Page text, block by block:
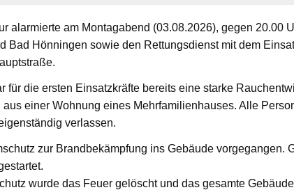
alarmierte am Montagabend (03.08.2026), gegen 20.00
Bad Hönningen sowie den Rettungsdienst mit dem
für die ersten Einsatzkräfte bereits eine starke
einer Wohnung eines Mehrfamilienhauses. Alle
verlassen.
zur Brandbekämpfung ins Gebäude vorgegangen.
wurde das Feuer gelöscht und das gesamte